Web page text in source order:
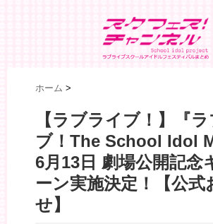
ホーム >
【ラブライブ！】『
ブ！The School Idol
6月13日 劇場公開記念
ーン実施決定！【公式
せ】